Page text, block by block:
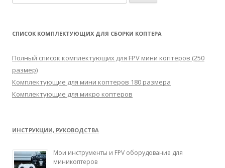
а
СПИСОК КОМПЛЕКТУЮЩИХ ДЛЯ СБОРКИ КОПТЕРА
Полный список комплектующих для FPV мини коптеров (250
размер)
Комплектующие для мини коптеров 180 размера
Комплектующие для микро коптеров
ИНСТРУКЦИИ, РУКОВОДСТВА
Мои инструменты и FPV оборудование для
миникоптеров